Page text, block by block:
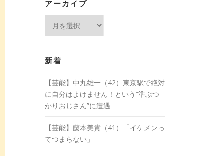
アーカイブ
イ
ブ
新着
【芸能】中丸雄一（42）東京駅で絶対
に自分はよけません！という“準ぶつ
かりおじさん”に遭遇
【芸能】藤本美貴（41）「イケメンっ
てつまらない」